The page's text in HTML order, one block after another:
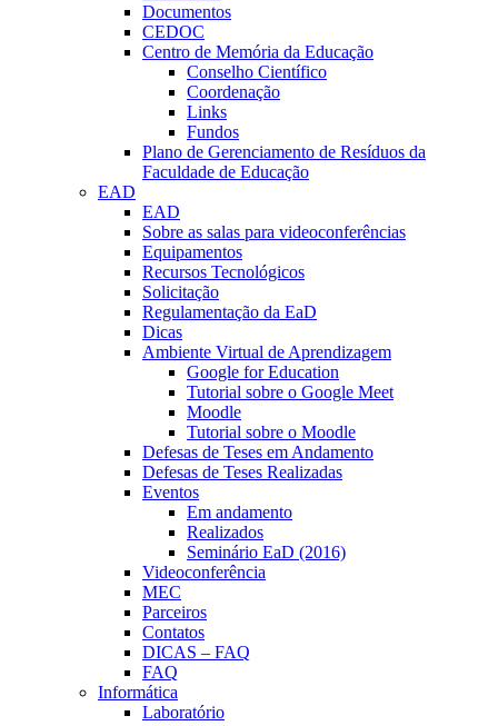
Documentos
CEDOC
Centro de Memória da Educação
Conselho Científico
Coordenação
Links
Fundos
Plano de Gerenciamento de Resíduos da
Faculdade de Educação
EAD
EAD
Sobre as salas para videoconferências
Equipamentos
Recursos Tecnológicos
Solicitação
Regulamentação da EaD
Dicas
Ambiente Virtual de Aprendizagem
Google for Education
Tutorial sobre o Google Meet
Moodle
Tutorial sobre o Moodle
Defesas de Teses em Andamento
Defesas de Teses Realizadas
Eventos
Em andamento
Realizados
Seminário EaD (2016)
Videoconferência
MEC
Parceiros
Contatos
DICAS – FAQ
FAQ
Informática
Laboratório